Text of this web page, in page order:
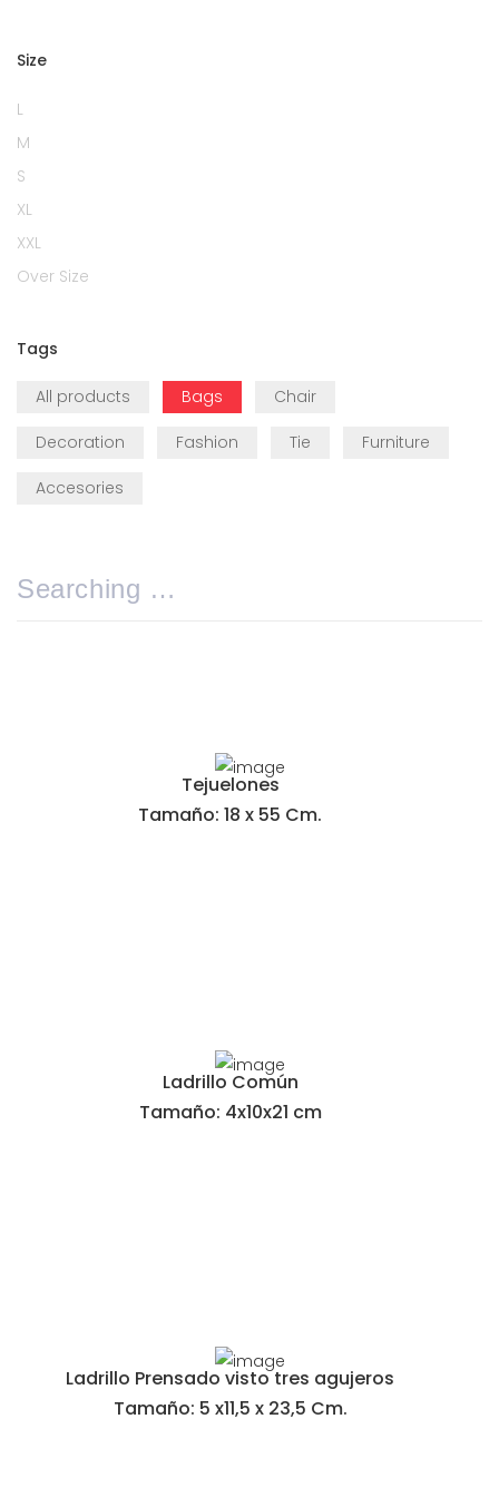
Size
L
M
S
XL
XXL
Over Size
Tags
All products Bags Chair
Decoration Fashion Tie Furniture
Accesories
Tejuelones
Tamaño: 18 x 55 Cm.
Ladrillo Común
Tamaño: 4x10x21 cm
Ladrillo Prensado visto tres agujeros
Tamaño: 5 x11,5 x 23,5 Cm.